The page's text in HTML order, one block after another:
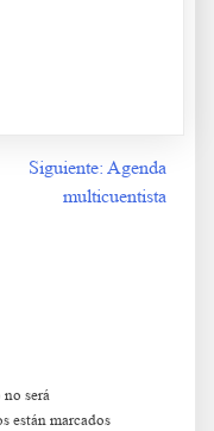
Siguiente: Agenda
multicuentista
será
están marcados